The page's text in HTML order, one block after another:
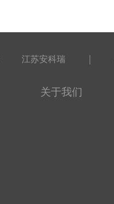
江苏安科瑞 |
关于我们